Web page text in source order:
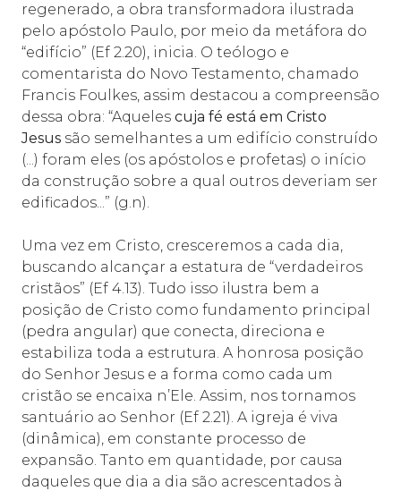
regenerado, a obra transformadora ilustrada
pelo apóstolo Paulo, por meio da metáfora do
“edifício” (Ef 2.20), inicia. O teólogo e
comentarista do Novo Testamento, chamado
Francis Foulkes, assim destacou a compreensão
dessa obra: “Aqueles cuja fé está em Cristo
Jesus são semelhantes a um edifício construído
(...) foram eles (os apóstolos e profetas) o início
da construção sobre a qual outros deveriam ser
edificados...” (g.n).
Uma vez em Cristo, cresceremos a cada dia,
buscando alcançar a estatura de “verdadeiros
cristãos” (Ef 4.13). Tudo isso ilustra bem a
posição de Cristo como fundamento principal
(pedra angular) que conecta, direciona e
estabiliza toda a estrutura. A honrosa posição
do Senhor Jesus e a forma como cada um
cristão se encaixa n’Ele. Assim, nos tornamos
santuário ao Senhor (Ef 2.21). A igreja é viva
(dinâmica), em constante processo de
expansão. Tanto em quantidade, por causa
daqueles que dia a dia são acrescentados à